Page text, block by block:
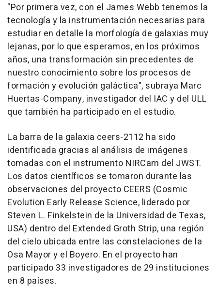
"Por primera vez, con el James Webb tenemos la
tecnología y la instrumentación necesarias para
estudiar en detalle la morfología de galaxias muy
lejanas, por lo que esperamos, en los próximos
años, una transformación sin precedentes de
nuestro conocimiento sobre los procesos de
formación y evolución galáctica", subraya Marc
Huertas-Company, investigador del IAC y del ULL
que también ha participado en el estudio.
La barra de la galaxia ceers-2112 ha sido
identificada gracias al análisis de imágenes
tomadas con el instrumento NIRCam del JWST.
Los datos científicos se tomaron durante las
observaciones del proyecto CEERS (Cosmic
Evolution Early Release Science, liderado por
Steven L. Finkelstein de la Universidad de Texas,
USA) dentro del Extended Groth Strip, una región
del cielo ubicada entre las constelaciones de la
Osa Mayor y el Boyero. En el proyecto han
participado 33 investigadores de 29 instituciones
en 8 países.